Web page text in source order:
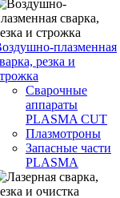
плазменная
резка и
Сварочные
аппараты
PLASMA CUT
Плазмотроны
Запасные части
PLASMA